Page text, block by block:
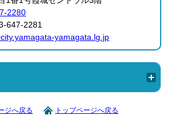
2280
647-2281
yamagata.lg.jp
ジへ戻る トップページへ戻る